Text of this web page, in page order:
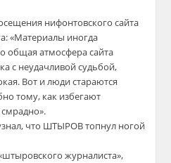
нифонтовского сайта
«Материалы иногда
общая атмосфера сайта
с неудачливой судьбой,
Вот и люди стараются
тому, как избегают
что ШТЫРОВ топнул ногой
журналиста»,